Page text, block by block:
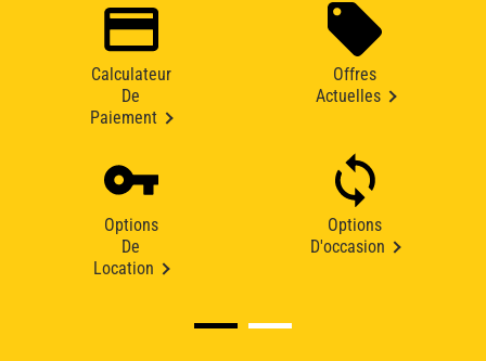
Calculateur
De
Paiement
Offres
Actuelles
Options
De
Location
Options
D'occasion